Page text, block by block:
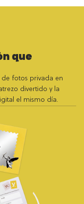
que
de fotos privada en
divertido y la
el mismo día.